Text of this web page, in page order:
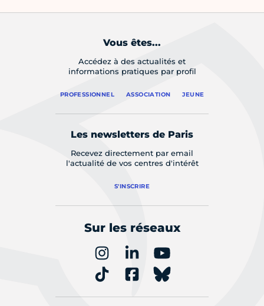
Vous êtes...
Accédez à des actualités et
informations pratiques par profil
PROFESSIONNEL ASSOCIATION JEUNE
Les newsletters de Paris
Recevez directement par email
l'actualité de vos centres d'intérêt
S'INSCRIRE
Sur les réseaux